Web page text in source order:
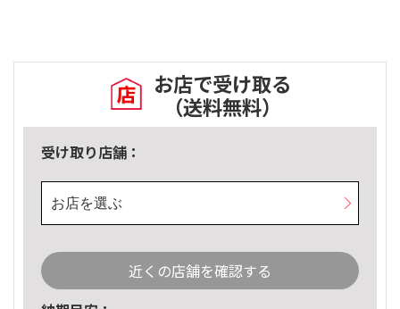
お店で受け取る
（送料無料）
受け取り店舗：
お店を選ぶ
近くの店舗を確認する